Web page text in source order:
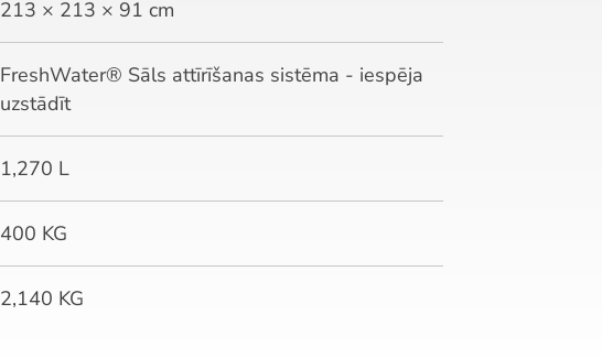
213 × 213 × 91 cm
FreshWater® Sāls attīrīšanas sistēma - iespēja
uzstādīt
1,270 L
400 KG
2,140 KG